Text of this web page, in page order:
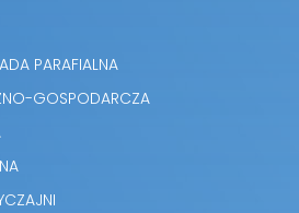
PARAFIALNA
GOSPODARCZA